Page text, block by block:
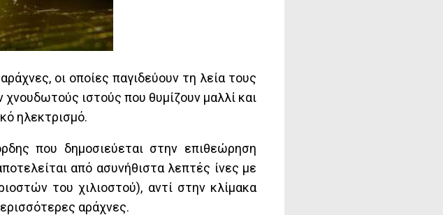
οι οποίες παγιδεύουν τη λεία τους
ιστούς που θυμίζουν μαλλί και
ηλεκτρισμό.
που δημοσιεύεται στην επιθεώρηση
από ασυνήθιστα λεπτές ίνες με
του χιλιοστού), αντί στην κλίμακα
αράχνες.